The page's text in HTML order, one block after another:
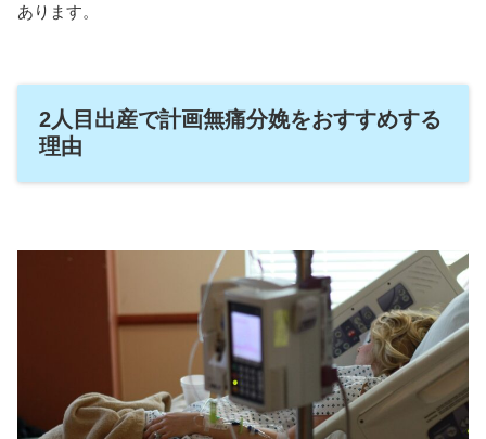
あります。
2人目出産で計画無痛分娩をおすすめする
理由